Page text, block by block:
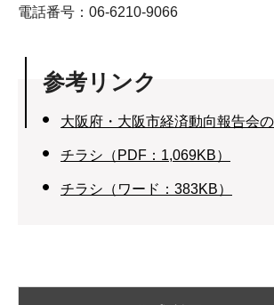
電話番号：06-6210-9066
参考リンク
大阪府・大阪市経済動向報告会
チラシ（PDF：1,069KB）
チラシ（ワード：383KB）